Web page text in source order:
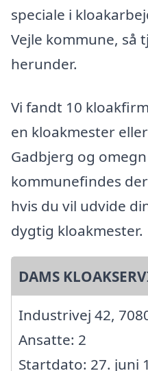
speciale i
Vejle kommune, så
herunder.
Vi fandt 10
en kloakmester
Gadbjerg og
kommunefindes
hvis du vil udvide
dygtig kloakmester.
DAMS
Industrivej 42,
Ansatte: 2
Startdato: 27. juni